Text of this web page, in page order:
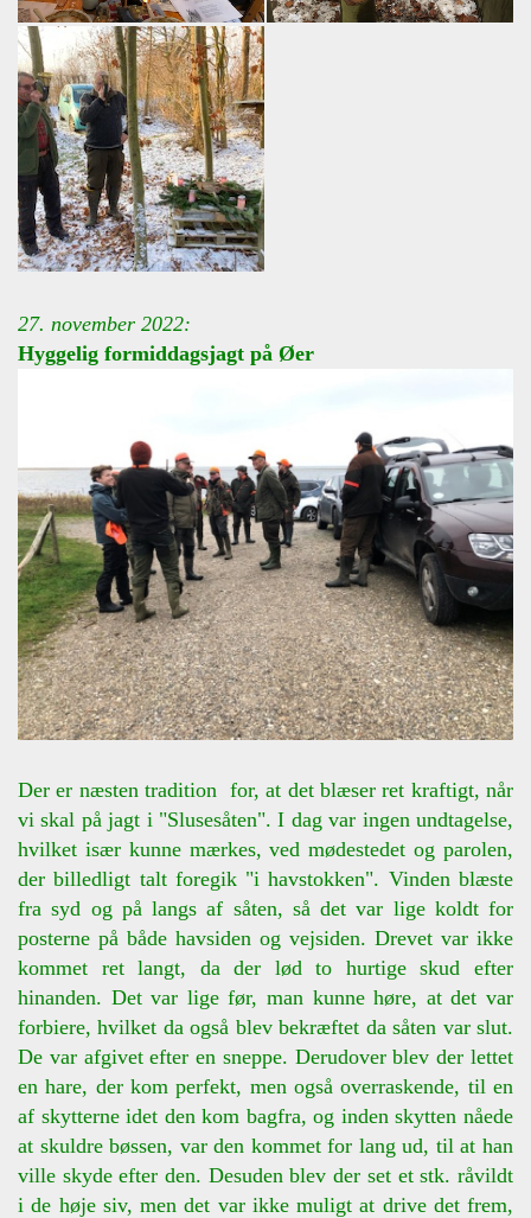
27. november 2022:
Hyggelig formiddagsjagt på Øer
Der er næsten tradition for, at det blæser ret kraftigt, når
vi skal på jagt i "Slusesåten". I dag var ingen undtagelse,
hvilket især kunne mærkes, ved mødestedet og parolen,
der billedligt talt foregik "i havstokken". Vinden blæste
fra syd og på langs af såten, så det var lige koldt for
posterne på både havsiden og vejsiden. Drevet var ikke
kommet ret langt, da der lød to hurtige skud efter
hinanden. Det var lige før, man kunne høre, at det var
forbiere, hvilket da også blev bekræftet da såten var slut.
De var afgivet efter en sneppe. Derudover blev der lettet
en hare, der kom perfekt, men også overraskende, til en
af skytterne idet den kom bagfra, og inden skytten nåede
at skuldre bøssen, var den kommet for lang ud, til at han
ville skyde efter den. Desuden blev der set et stk. råvildt
i de høje siv, men det var ikke muligt at drive det frem,